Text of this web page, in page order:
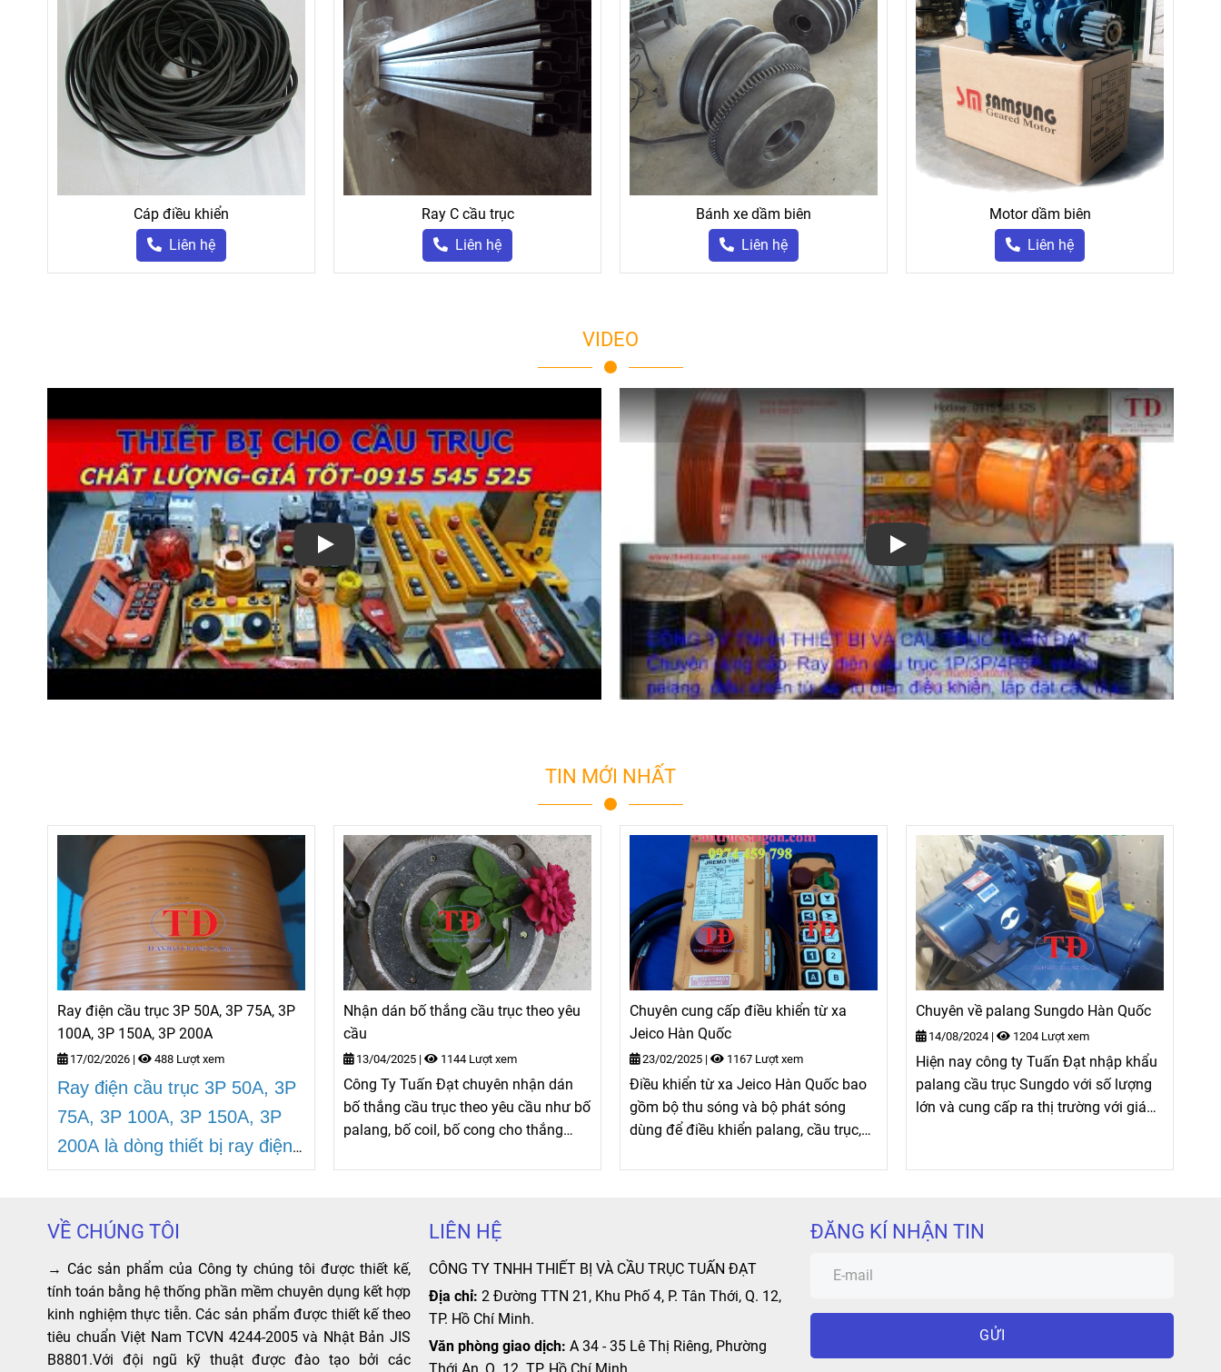
Cáp điều khiển
Liên hệ
Ray C cầu trục
Liên hệ
Bánh xe dầm biên
Liên hệ
Motor dầm biên
Liên hệ
VIDEO
Play Play
TIN MỚI NHẤT
Ray điện cầu trục 3P 50A, 3P 75A, 3P
100A, 3P 150A, 3P 200A
17/02/2026 | 488 Lượt xem
Ray điện cầu trục 3P 50A, 3P
75A, 3P 100A, 3P 150A, 3P
200A là dòng thiết bị ray điện
an toàn rất cần thiết cho cầu
tại các công trình, nhà máy,
nhà xưởng sản xuất,…
Nhận dán bố thắng cầu trục theo yêu
cầu
13/04/2025 | 1144 Lượt xem
Công Ty Tuấn Đạt chuyên nhận dán
bố thắng cầu trục theo yêu cầu như bố
palang, bố coil, bố cong cho thắng
Chuyên cung cấp điều khiển từ xa
Jeico Hàn Quốc
23/02/2025 | 1167 Lượt xem
Điều khiển từ xa Jeico Hàn Quốc bao
gồm bộ thu sóng và bộ phát sóng
dùng để điều khiển palang, cầu trục,
từ xa cầu trục, cổng trục, ...
Chuyên về palang Sungdo Hàn Quốc
14/08/2024 | 1204 Lượt xem
Hiện nay công ty Tuấn Đạt nhập khẩu
palang cầu trục Sungdo với số lượng
lớn và cung cấp ra thị trường với giá
ngũ kỹ thuật viên tư vấn rõ ràng và
hợp với nhu cầu và mục đích sử dụng
của quý khách hảng.
VỀ CHÚNG TÔI
→ Các sản phẩm của Công ty chúng tôi được thiết kế,
tính toán bằng hệ thống phần mềm chuyên dụng kết hợp
kinh nghiệm thực tiễn. Các sản phẩm được thiết kế theo
tiêu chuẩn Việt Nam TCVN 4244-2005 và Nhật Bản JIS
B8801.Với đội ngũ kỹ thuật được đào tạo bởi các
LIÊN HỆ
CÔNG TY TNHH THIẾT BỊ VÀ CẦU TRỤC TUẤN ĐẠT
Địa chỉ: 2 Đường TTN 21, Khu Phố 4, P. Tân Thới, Q. 12,
TP. Hồ Chí Minh.
Văn phòng giao dịch: A 34 - 35 Lê Thị Riêng, Phường
ĐĂNG KÍ NHẬN TIN
GỬI